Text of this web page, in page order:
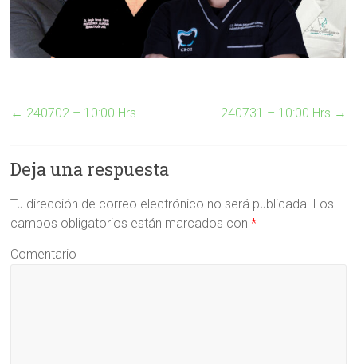
← 240702 – 10:00 Hrs 240731 – 10:00 Hrs →
Deja una respuesta
Tu dirección de correo electrónico no será publicada. Los
campos obligatorios están marcados con*
Comentario